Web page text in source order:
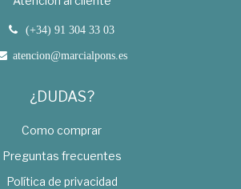
(+34) 91 304 33 03
atencion@marcialpons.es
¿DUDAS?
Como comprar
Preguntas frecuentes
Política de privacidad